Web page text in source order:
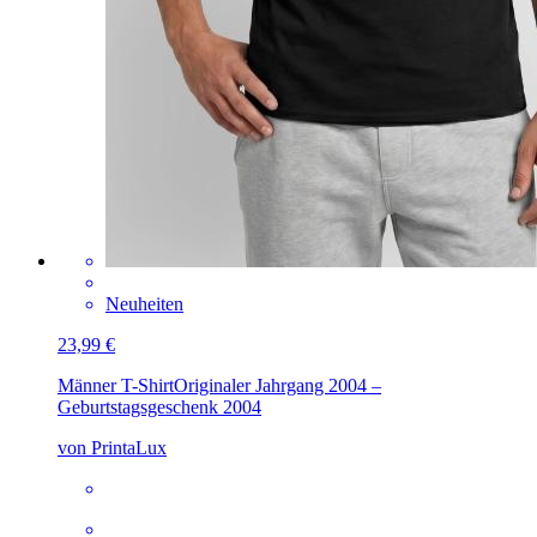
Neuheiten
23,99 €
Männer T-ShirtOriginaler Jahrgang 2004 –
Geburtstagsgeschenk 2004
von PrintaLux